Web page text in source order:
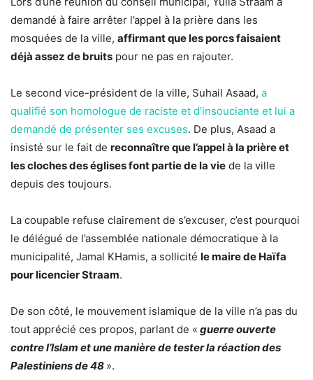
demandé à faire arrêter l’appel à la prière dans les
mosquées de la ville, affirmant que les porcs faisaient
déjà assez de bruits pour ne pas en rajouter.
Le second vice-président de la ville, Suhail Asaad, a
qualifié son homologue de raciste et d’insouciante et lui a
demandé de présenter ses excuses. De plus, Asaad a
insisté sur le fait de reconnaître que l’appel à la prière et
les cloches des églises font partie de la vie de la ville
depuis des toujours.
La coupable refuse clairement de s’excuser, c’est pourquoi
le délégué de l’assemblée nationale démocratique à la
municipalité, Jamal KHamis, a sollicité le maire de Haïfa
pour licencier Straam.
De son côté, le mouvement islamique de la ville n’a pas du
tout apprécié ces propos, parlant de « guerre ouverte
contre l’Islam et une manière de tester la réaction des
Palestiniens de 48 ».